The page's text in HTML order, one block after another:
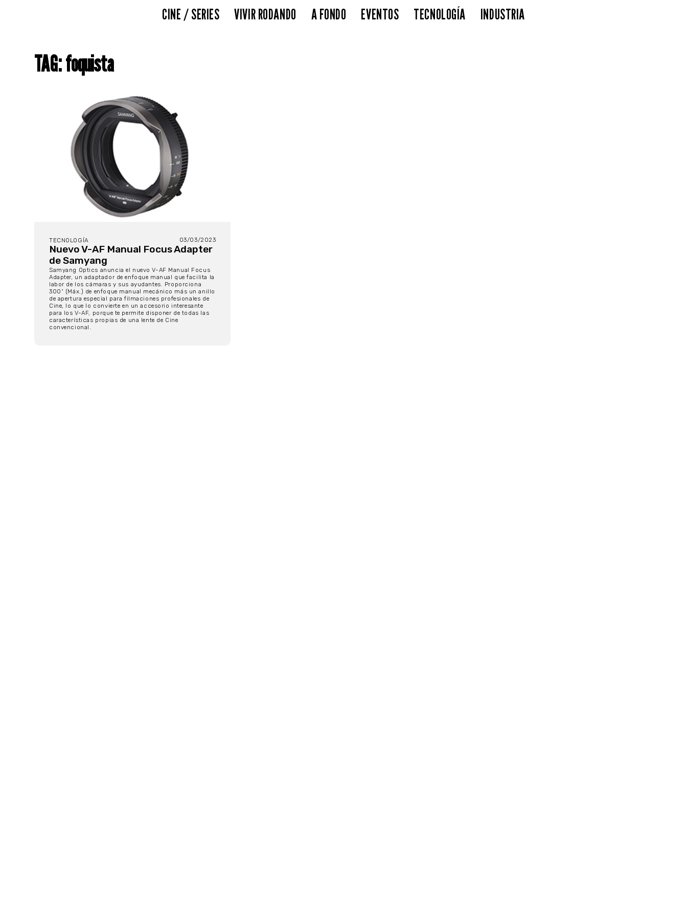
CINE / SERIES VIVIR RODANDO A FONDO EVENTOS TECNOLOGÍA INDUSTRIA
TAG: foquista
TECNOLOGÍA 03/03/2023
Nuevo V-AF Manual Focus Adapter
de Samyang
Samyang Optics anuncia el nuevo V-AF Manual Focus
Adapter, un adaptador de enfoque manual que facilita la
labor de los cámaras y sus ayudantes. Proporciona
300˚ (Máx.) de enfoque manual mecánico más un anillo
de apertura especial para filmaciones profesionales de
Cine, lo que lo convierte en un accesorio interesante
para los V-AF, porque te permite disponer de todas las
características propias de una lente de Cine
convencional.